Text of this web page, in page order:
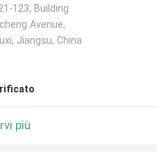
123, Building
Avenue,
Jiangsu, China
più